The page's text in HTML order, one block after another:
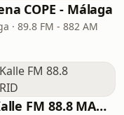
COPE - Málaga
· 89.8 FM - 882 AM
La Kalle FM 88.8 MADRID